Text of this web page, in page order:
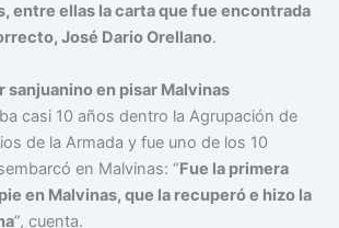
entre ellas la carta que fue encontrada
José Dario Orellano.
sanjuanino en pisar Malvinas
casi 10 años dentro la Agrupación de
de la Armada y fue uno de los 10
en Malvinas: “Fue la primera
en Malvinas, que la recuperó e hizo la
”, cuenta.